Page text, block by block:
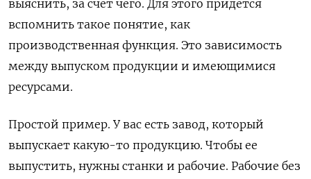
выяснить, за счет чего. Для этого придется
вспомнить такое понятие, как
производственная функция. Это зависимость
между выпуском продукции и имеющимися
ресурсами.
Простой пример. У вас есть завод, который
выпускает какую-то продукцию. Чтобы ее
выпустить, нужны станки и рабочие. Рабочие без